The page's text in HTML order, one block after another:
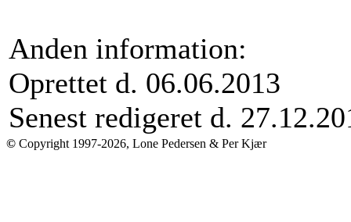
Anden information:
Oprettet d. 06.06.2013
Senest redigeret d.
© Copyright 1997-2026, Lone Pedersen & Per Kjær